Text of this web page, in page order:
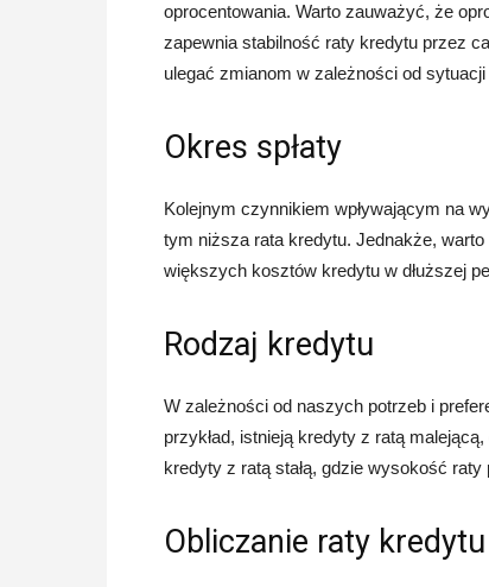
oprocentowania. Warto zauważyć, że
zapewnia stabilność raty kredytu przez
ulegać zmianom w zależności od
Okres spłaty
Kolejnym czynnikiem wpływającym na
tym niższa rata kredytu. Jednakże,
większych kosztów kredytu w dłuższej
Rodzaj kredytu
W zależności od naszych potrzeb i
przykład, istnieją kredyty z ratą
kredyty z ratą stałą, gdzie wysokość raty
Obliczanie raty kredytu